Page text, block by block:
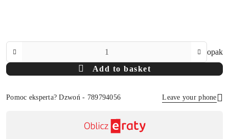
opak
Add to basket
Pomoc eksperta? Dzwoń - 789794056 Leave your phone